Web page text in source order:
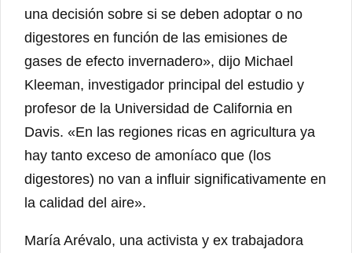
una decisión sobre si se deben adoptar o no
digestores en función de las emisiones de
gases de efecto invernadero», dijo Michael
Kleeman, investigador principal del estudio y
profesor de la Universidad de California en
Davis. «En las regiones ricas en agricultura ya
hay tanto exceso de amoníaco que (los
digestores) no van a influir significativamente en
la calidad del aire».
María Arévalo, una activista y ex trabajadora